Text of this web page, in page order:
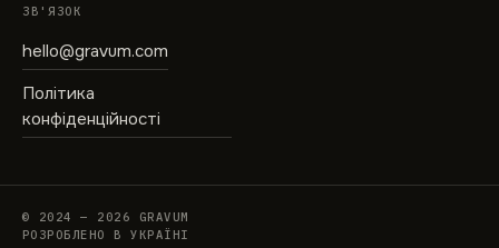
ЗВ'ЯЗОК
hello@gravum.com
Політика
конфіденційності
© 2024 — 2026 GRAVUM
РОЗРОБЛЕНО В УКРАЇНІ